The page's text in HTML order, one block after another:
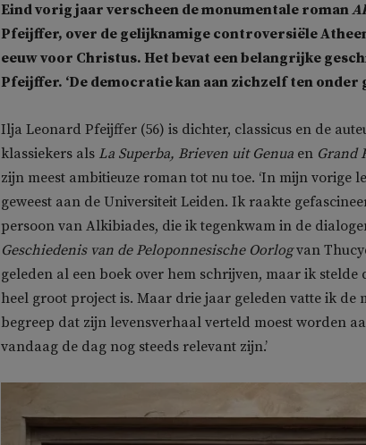
Eind vorig jaar verscheen de monumentale roman
Pfeijffer, over de gelijknamige controversiële
eeuw voor Christus. Het bevat een belangrijke
Pfeijffer. ‘De democratie kan aan zichzelf ten onder
Ilja Leonard Pfeijffer (56) is dichter, classicus en de
klassiekers als La Superba, Brieven uit Genua en Grand
zijn meest ambitieuze roman tot nu toe. ‘In mijn vorige
geweest aan de Universiteit Leiden. Ik raakte
persoon van Alkibiades, die ik tegenkwam in de
Geschiedenis van de Peloponnesische Oorlogvan
geleden al een boek over hem schrijven, maar ik
heel groot project is. Maar drie jaar geleden vatte ik de
begreep dat zijn levensverhaal verteld moest worden
vandaag de dag nog steeds relevant zijn.’